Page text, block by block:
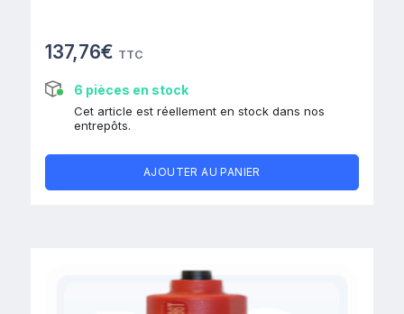
137,76€ TTC
6 pièces en stock
Cet article est réellement en stock dans nos
entrepôts.
AJOUTER AU PANIER